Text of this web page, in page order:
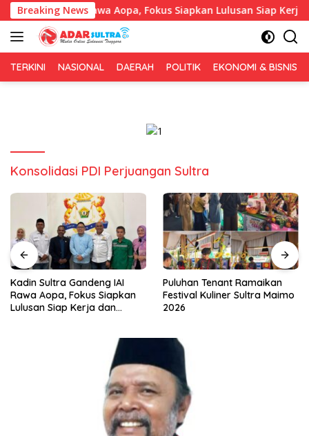
Langsung
ke
konten
Breaking News
IAI Rawa Aopa, Fokus Siapkan Lulusan Siap Kerja dan
TERKINI NASIONAL DAERAH POLITIK EKONOMI & BISNIS
Konsolidasi PDI Perjuangan Sultra
Puluhan Tenant Ramaikan
Festival Kuliner Sultra Maimo
2026
Tiga Kabupaten Sultra
Nikmati Layanan Imigrasi
Terintegrasi